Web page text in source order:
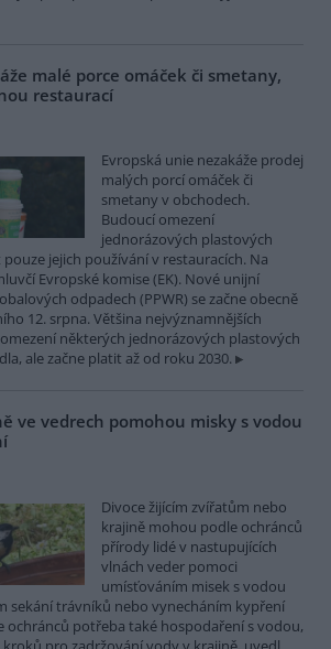
malé porce omáček či smetany,
restaurací
Evropská unie nezakáže prodej
malých porcí omáček či
smetany v obchodech.
Budoucí omezení
jednorázových plastových
jejich používání v restauracích. Na
Evropské komise (EK). Nové unijní
odpadech (PPWR) se začne obecně
12. srpna. Většina nejvýznamnějších
některých jednorázových plastových
ale začne platit až od roku 2030.
ve vedrech pomohou misky s vodou
Divoce žijícím zvířatům nebo
krajině mohou podle ochránců
přírody lidé v nastupujících
vlnách veder pomoci
umísťováním misek s vodou
sekání trávníků nebo vynecháním kypření
ochránců potřeba také hospodaření s vodou,